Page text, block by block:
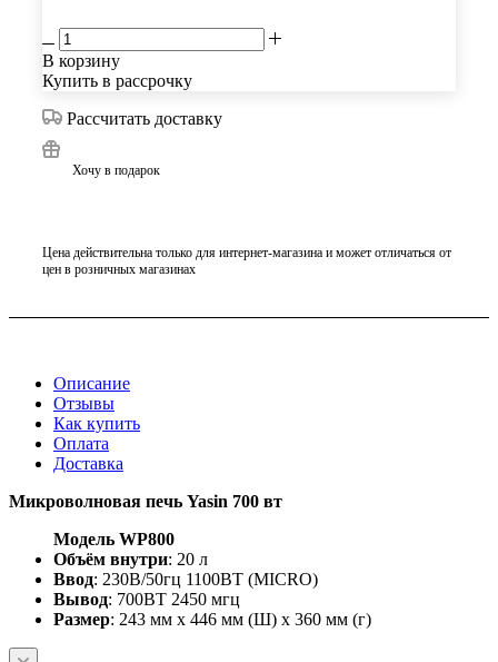
В корзину
Купить в рассрочку
Рассчитать доставку
Хочу в подарок
Цена действительна только для интернет-магазина и может отличаться от
цен в розничных магазинах
Описание
Отзывы
Как купить
Оплата
Доставка
Микроволновая печь Yasin 700 вт
Модель WP800
Объём внутри: 20 л
Ввод: 230В/50гц 1100ВТ (MICRO)
Вывод: 700ВТ 2450 мгц
Размер: 243 мм х 446 мм (Ш) х 360 мм (г)